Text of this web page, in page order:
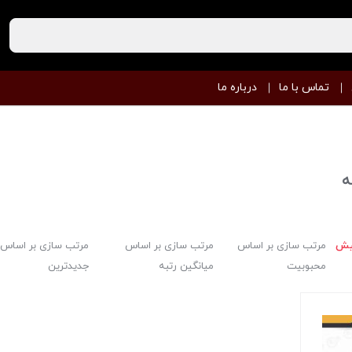
تماس با ما درباره ما
مرتب سازی بر اساس
محبوبیت
مرتب سازی بر اساس
میانگین رتبه
مرتب سازی بر اساس
جدیدترین